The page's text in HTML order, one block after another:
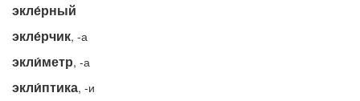
экле́рный
экле́рчик, -а
экли́метр, -а
экли́птика, -и